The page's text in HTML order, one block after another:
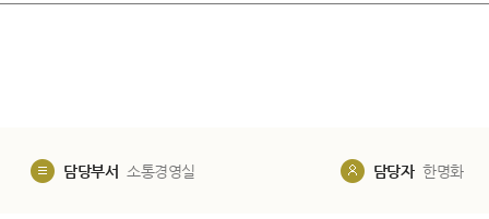
담당부서 소통경영실 담당자 한명화